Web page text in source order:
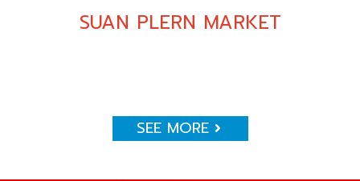
SUAN PLERN MARKET
SEE MORE